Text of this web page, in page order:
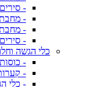
- סירים
-
-
-
כלי הגשה
-
-
- כלי